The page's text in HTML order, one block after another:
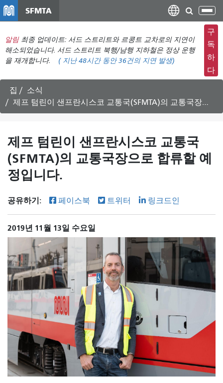
텐
츠
로
건
뛰
기
SFMTA
탐
색
메
뉴
전
환
알림 최종 업데이트: 서드 스트리트와 르콩트 교차로의 지연이
해소되었습니다. 서드 스트리트 북행/남행 지하철은 정상 운행
을 재개합니다.
( 지난 48시간 동안36건의 지연 발생)
구
독
하
다
집
소식
제프 텀린이 샌프란시스코 교통국(SFMTA)의 교통국장으로 합류할 예정입니다.
제프 텀린이 샌프란시스코 교통국
(SFMTA)의 교통국장으로 합류할 예
정입니다.
공유하기: 페이스북 트위터 링크드인
2019년 11월 13일 수요일